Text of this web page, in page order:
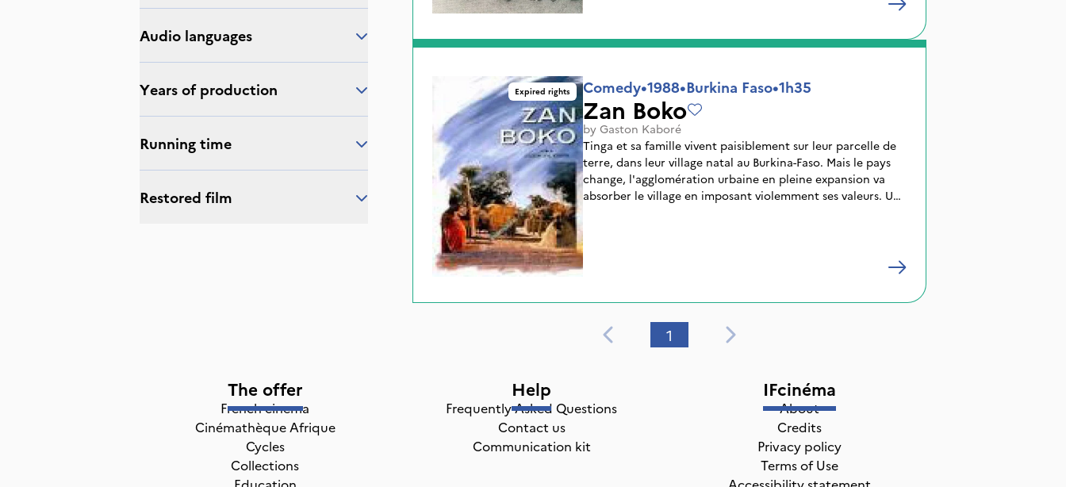
Audio languages
Years of production
Running time
Restored film
Expired rights Comedy•1988•Burkina Faso•1h35
Zan Boko
by Gaston Kaboré
Tinga et sa famille vivent paisiblement sur leur parcelle de
terre, dans leur village natal au Burkina-Faso. Mais le pays
change, l'agglomération urbaine en pleine expansion va
absorber le village en imposant violemment ses valeurs. Un
certaine conception de "l'information d'état".
1
The offer
French cinema
Cinémathèque Afrique
Cycles
Collections
Help
Frequently Asked Questions
Contact us
Communication kit
IFcinéma
About
Credits
Privacy policy
Terms of Use